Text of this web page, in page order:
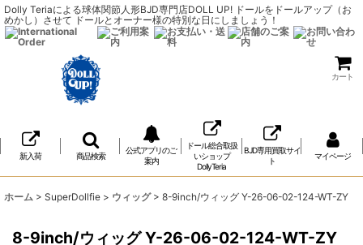
Dolly Teriaによる球体関節人形BJD専門店DOLL UP! ドールをドールアップ（お
めかし）させて ドールとオーナー様の特別な日にしましょう！
カート
新入荷 商品検索
公式アプリのご
案内
ドール総合取扱
いショップ
DollyTeria
BJD専用買取サイ
ト
マイページ
ホーム > SuperDollfie > ウィッグ > 8-9inch/ウィッグ Y-26-06-02-124-WT-ZY
8-9inch/ウィッグ Y-26-06-02-124-WT-ZY